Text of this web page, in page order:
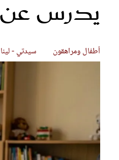
يدرس عن
أطفال ومراهقون سيدتي -
شباب وبنات
علاقات زوجية